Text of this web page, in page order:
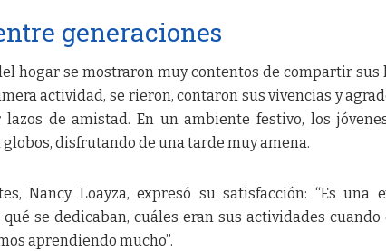
generaciones
hogar se mostraron muy contentos de compartir sus
actividad, se rieron, contaron sus vivencias y
de amistad. En un ambiente festivo, los
disfrutando de una tarde muy amena.
Nancy Loayza, expresó su satisfacción: “Es una
se dedicaban, cuáles eran sus actividades cuando
aprendiendo mucho”.